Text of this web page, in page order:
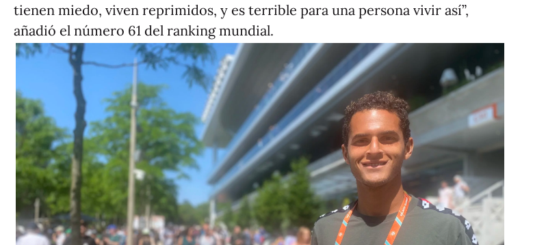
tienen miedo, viven reprimidos, y es terrible para una persona vivir así”,
añadió el número 61 del ranking mundial.